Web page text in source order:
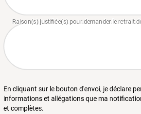
En cliquant sur le bouton d'envoi, je déclare
informations et allégations que ma
et complètes.